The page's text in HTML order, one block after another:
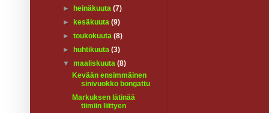
►
heinäkuuta(7)
►
kesäkuuta(9)
►toukokuuta(8)
►
huhtikuuta(3)
▼maaliskuuta(8)
Kevään ensimmäinen
sinivuokko bongattu
Markuksen lätinää
tiimiin liittyen